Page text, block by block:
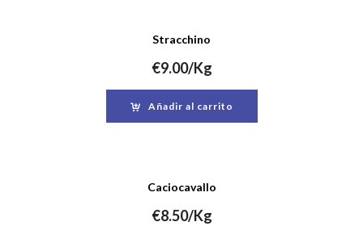
Stracchino
€9.00/Kg
Añadir al carrito
Caciocavallo
€8.50/Kg